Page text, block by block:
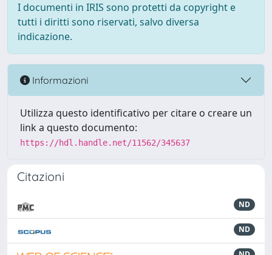
I documenti in IRIS sono protetti da copyright e
tutti i diritti sono riservati, salvo diversa
indicazione.
Informazioni
Utilizza questo identificativo per citare o creare un
link a questo documento:
https://hdl.handle.net/11562/345637
Citazioni
ND
ND